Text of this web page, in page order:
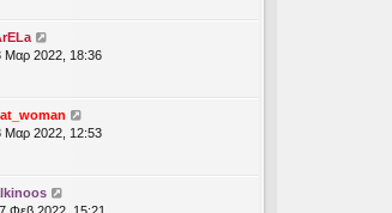
Μαρ 2022, 18:36
Μαρ 2022, 12:53